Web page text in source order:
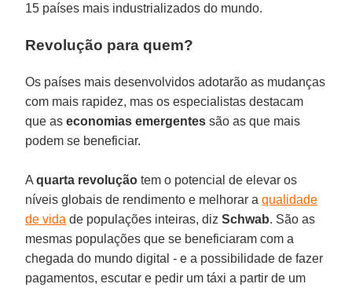
15 países mais industrializados do mundo.
Revolução para quem?
Os países mais desenvolvidos adotarão as mudanças
com mais rapidez, mas os especialistas destacam
que aseconomias emergentes são as que mais
podem se beneficiar.
Aquarta revolução tem o potencial de elevar os
níveis globais de rendimento e melhorar aqualidade
de vida de populações inteiras, dizSchwab. São as
mesmas populações que se beneficiaram com a
chegada do mundo digital - e a possibilidade de fazer
pagamentos, escutar e pedir um táxi a partir de um